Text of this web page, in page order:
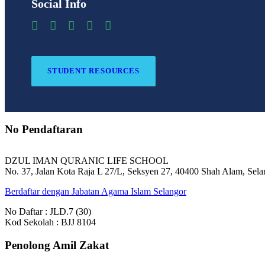
Social Info
STUDENT RESOURCES
No Pendaftaran
DZUL IMAN QURANIC LIFE SCHOOL
No. 37, Jalan Kota Raja L 27/L, Seksyen 27, 40400 Shah Alam,
Berdaftar dengan Jabatan Agama Islam Selangor
No Daftar : JLD.7 (30)
Kod Sekolah : BJJ 8104
Penolong Amil Zakat